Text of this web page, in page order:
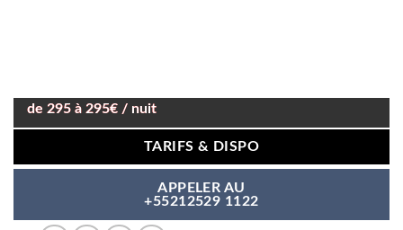
de 295 à 295€ / nuit
TARIFS & DISPO
APPELER AU
+55212529 1122